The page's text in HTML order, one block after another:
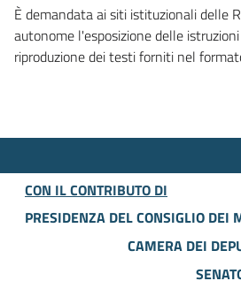
È demandata ai siti istituzionali delle
autonome l'esposizione delle
riproduzione dei testi forniti nel
CON IL CONTRIBUTO DI
PRESIDENZA DEL CONSIGLIO DEI
CAMERA DEI